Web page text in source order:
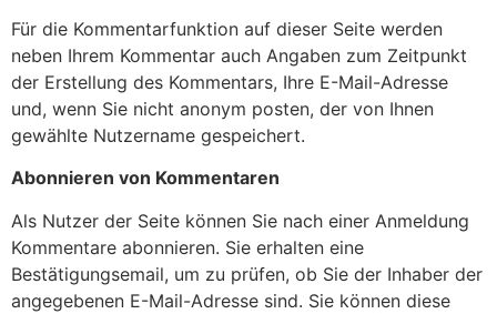
Für die Kommentarfunktion auf dieser Seite werden
neben Ihrem Kommentar auch Angaben zum Zeitpunkt
der Erstellung des Kommentars, Ihre E-Mail-Adresse
und, wenn Sie nicht anonym posten, der von Ihnen
gewählte Nutzername gespeichert.
Abonnieren von Kommentaren
Als Nutzer der Seite können Sie nach einer Anmeldung
Kommentare abonnieren. Sie erhalten eine
Bestätigungsemail, um zu prüfen, ob Sie der Inhaber der
angegebenen E-Mail-Adresse sind. Sie können diese